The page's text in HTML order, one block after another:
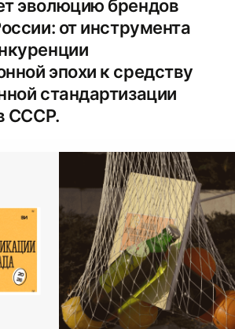
эволюцию брендов
от инструмента
эпохи к средству
стандартизации
СССР.